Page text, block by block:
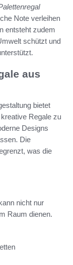
Note verleihen
entsteht zudem
schützt und
aus
bietet
Regale zu
Designs
Die
was die
nicht nur
Raum dienen.